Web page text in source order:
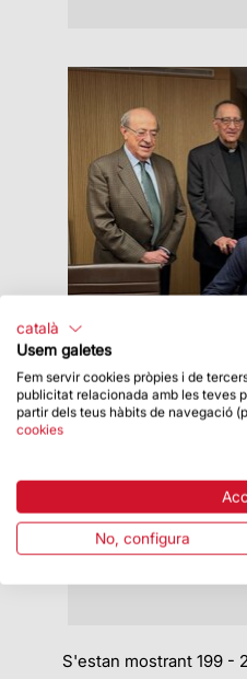
Data de publicació
Va ser el passat
S'estan mostrant 199 -
català
Usem galetes
Fem servir cookies pròpies i de
publicitat relacionada amb les teves
partir dels teus hàbits de navegació
cookies
No, configura